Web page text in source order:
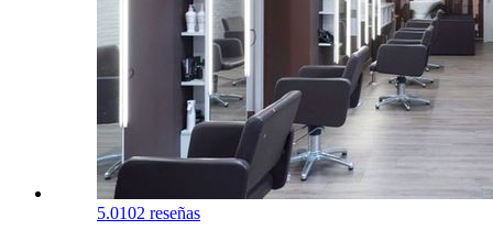
5.0102 reseñas